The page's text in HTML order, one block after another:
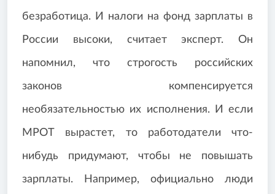
безработица. И налоги на фонд зарплаты в
России высоки, считает эксперт. Он
напомнил, что строгость российских
законов компенсируется
необязательностью их исполнения. И если
МРОТ вырастет, то работодатели что-
нибудь придумают, чтобы не повышать
зарплаты. Например, официально люди